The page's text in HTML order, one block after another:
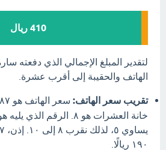
410 ريال
لتقدير المبلغ الإجمالي الذي دفعته
الهاتف والحقيبة إلى أقرب عشرة.
تقريب سعر الهاتف:
١٩٠ ريالًا.